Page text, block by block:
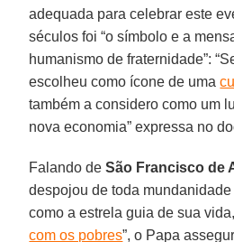
adequada para celebrar este
séculos foi “o símbolo e a
humanismo de fraternidade”:
escolheu como ícone de uma
também a considero como um
nova economia” expressa no
Falando deSão Francisco de
despojou de toda
como a estrela guia de sua
com os pobres”, o Papa